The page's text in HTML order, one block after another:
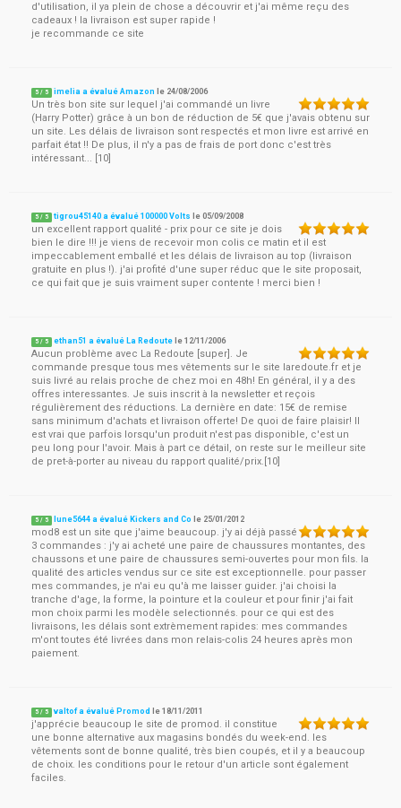
d'utilisation, il ya plein de chose a découvrir et j'ai même reçu des
cadeaux ! la livraison est super rapide !
je recommande ce site
5 / 5 imelia a évalué Amazon le 24/08/2006
Un très bon site sur lequel j'ai commandé un livre
(Harry Potter) grâce à un bon de réduction de 5€ que j'avais obtenu sur
un site. Les délais de livraison sont respectés et mon livre est arrivé en
parfait état !! De plus, il n'y a pas de frais de port donc c'est très
intéressant... [10]
5 / 5 tigrou45140 a évalué 100000 Volts le05/09/2008
un excellent rapport qualité - prix pour ce site je dois
bien le dire !!! je viens de recevoir mon colis ce matin et il est
impeccablement emballé et les délais de livraison au top (livraison
gratuite en plus !). j'ai profité d'une super réduc que le site proposait,
ce qui fait que je suis vraiment super contente ! merci bien !
5 / 5 ethan51 a évalué La Redoute le12/11/2006
Aucun problème avec La Redoute [super]. Je
commande presque tous mes vêtements sur le site laredoute.fr et je
suis livré au relais proche de chez moi en 48h! En général, il y a des
offres interessantes. Je suis inscrit à la newsletter et reçois
régulièrement des réductions. La dernière en date: 15€ de remise
sans minimum d'achats et livraison offerte! De quoi de faire plaisir! Il
est vrai que parfois lorsqu'un produit n'est pas disponible, c'est un
peu long pour l'avoir. Mais à part ce détail, on reste sur le meilleur site
de pret-à-porter au niveau du rapport qualité/prix.[10]
5 / 5 lune5644 a évalué Kickers and Co le 25/01/2012
mod8 est un site que j'aime beaucoup. j'y ai déjà passé
3 commandes : j'y ai acheté une paire de chaussures montantes, des
chaussons et une paire de chaussures semi-ouvertes pour mon fils. la
qualité des articles vendus sur ce site est exceptionnelle. pour passer
mes commandes, je n'ai eu qu'à me laisser guider. j'ai choisi la
tranche d'age, la forme, la pointure et la couleur et pour finir j'ai fait
mon choix parmi les modèle selectionnés. pour ce qui est des
livraisons, les délais sont extrèmement rapides: mes commandes
m'ont toutes été livrées dans mon relais-colis 24 heures après mon
paiement.
5 / 5 valtof a évalué Promod le18/11/2011
j'apprécie beaucoup le site de promod. il constitue
une bonne alternative aux magasins bondés du week-end. les
vêtements sont de bonne qualité, très bien coupés, et il y a beaucoup
de choix. les conditions pour le retour d'un article sont également
faciles.